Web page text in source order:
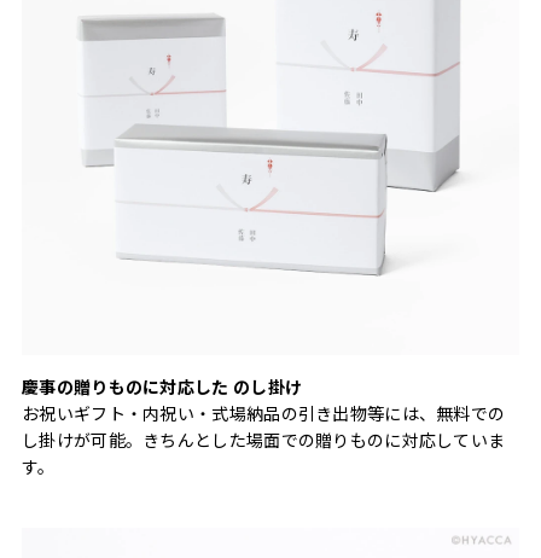
慶事の贈りものに対応した のし掛け
お祝いギフト・内祝い・式場納品の引き出物等には、無料での
し掛けが可能。きちんとした場面での贈りものに対応していま
す。